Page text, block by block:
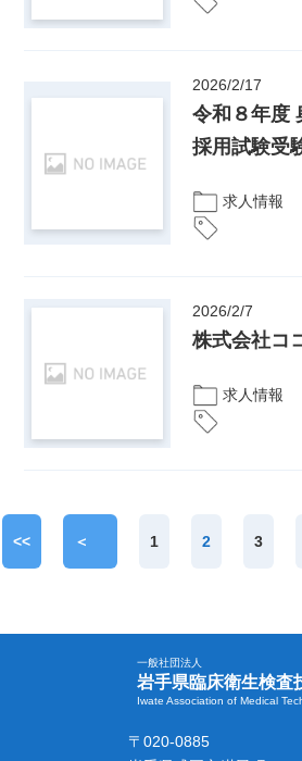
2026/2/17
令和８年度
採用試験受
求人情報
2026/2/7
株式会社コ
求人情報
<< ＜ 1 2 3
一般社団法人
岩手県臨床衛生検査
Iwate Association of Medical
〒020-0885